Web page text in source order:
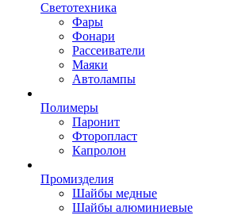
Светотехника
Фары
Фонари
Рассеиватели
Маяки
Автолампы
Полимеры
Паронит
Фторопласт
Капролон
Промизделия
Шайбы медные
Шайбы алюминиевые